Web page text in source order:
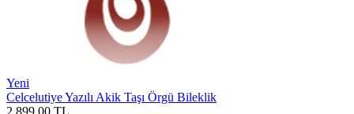
Yeni
Celcelutiye Yazılı Akik Taşı Örgü Bileklik
2.899,00 TL